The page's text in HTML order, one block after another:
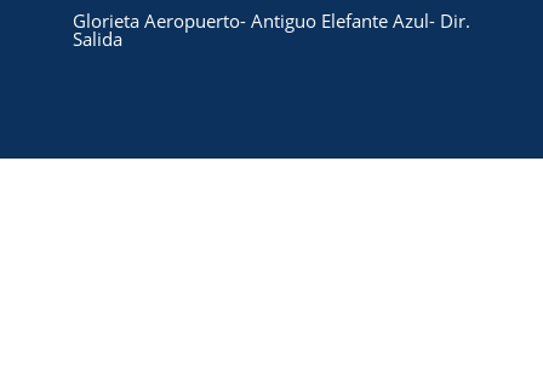
Glorieta Aeropuerto- Antiguo Elefante Azul- Dir.
Salida